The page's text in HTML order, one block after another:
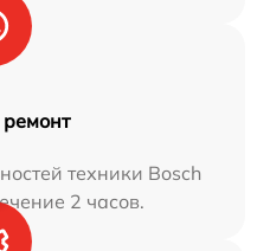
техники Bosch
2 часов.